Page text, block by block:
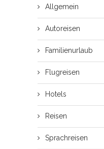
Allgemein
Autoreisen
Familienurlaub
Flugreisen
Hotels
Reisen
Sprachreisen